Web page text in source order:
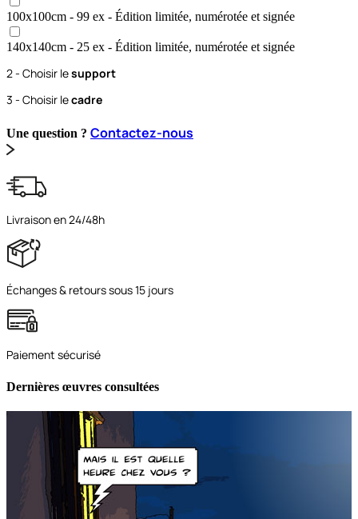
100x100cm - 99 ex - Édition limitée, numérotée et signée
140x140cm - 25 ex - Édition limitée, numérotée et signée
2 - Choisir lesupport
3 - Choisir lecadre
Une question ? Contactez-nous
Livraison en 24/48h
Échanges & retours sous 15 jours
Paiement sécurisé
Dernières œuvres consultées